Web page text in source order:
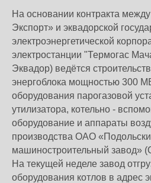
На основании контракта
Экспорт» и эквадорской
электроэнергетической
электростанции "Термогас
Эквадор) ведётся
энергоблока мощностью 300
оборудования парогазовой
утилизатора, котельно -
оборудование и аппараты
производства ОАО
машиностроительный завод»
На текущей неделе завод
оборудования котлов в адрес